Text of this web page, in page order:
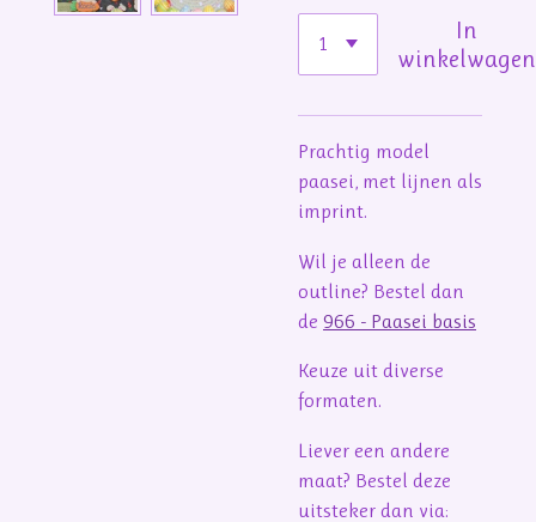
In
winkelwagen
Prachtig model
paasei, met lijnen als
imprint.
Wil je alleen de
outline? Bestel dan
de 966 - Paasei basis
Keuze uit diverse
formaten.
Liever een andere
maat? Bestel deze
uitsteker dan via: